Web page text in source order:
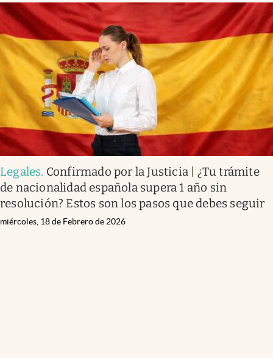
Legales. Confirmado por la Justicia | ¿Tu trámite
de nacionalidad española supera 1 año sin
resolución? Estos son los pasos que debes seguir
miércoles, 18 de Febrero de 2026